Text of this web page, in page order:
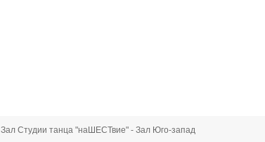
Зал Студии танца "наШЕСТвие" - Зал Юго-запад